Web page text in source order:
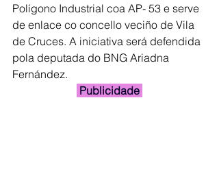
Polígono Industrial coa AP- 53 e serve
de enlace co concello veciño de Vila
de Cruces. A iniciativa será defendida
pola deputada do BNG Ariadna
Fernández.
Publicidade